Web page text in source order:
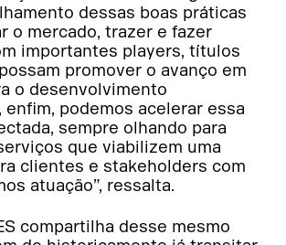
dessas boas práticas
o mercado, trazer e fazer
importantes players, títulos
promover o avanço em
o desenvolvimento
podemos acelerar essa
sempre olhando para
que viabilizem uma
clientes e stakeholders com
atuação”, ressalta.
compartilha desse mesmo